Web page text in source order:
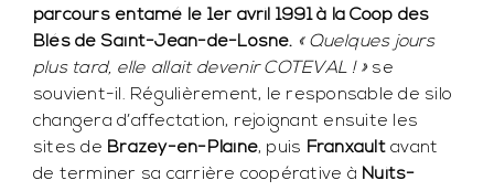
parcours entamé le 1er avril 1991 à la Coop des
Blés de Saint-Jean-de-Losne. « Quelques jours
plus tard, elle allait devenir COTEVAL ! »se
souvient-il. Régulièrement, le responsable de silo
changera d’affectation, rejoignant ensuite les
sites de Brazey-en-Plaine, puis Franxaultavant
de terminer sa carrière coopérative à Nuits-